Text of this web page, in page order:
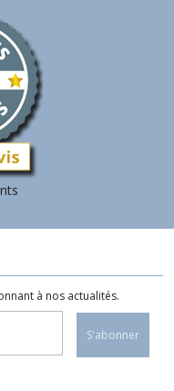
à nos actualités.
S'abonner